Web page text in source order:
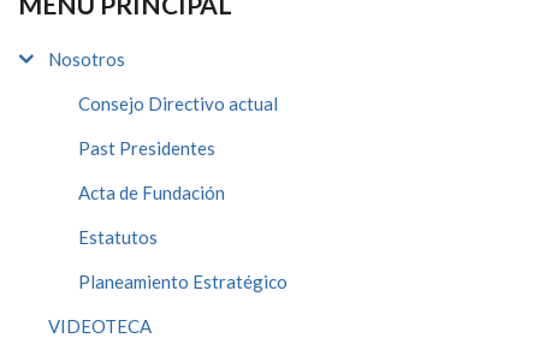
Nosotros
Consejo Directivo actual
Past Presidentes
Acta de Fundación
Estatutos
Planeamiento Estratégico
VIDEOTECA